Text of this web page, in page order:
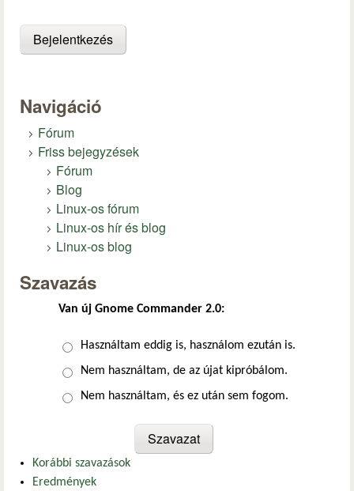
Navigáció
Fórum
Friss bejegyzések
Fórum
Blog
Linux-os fórum
Linux-os hír és blog
Linux-os blog
Szavazás
Van új Gnome Commander 2.0:
Választások
Használtam eddig is, használom ezután is.
Nem használtam, de az újat kipróbálom.
Nem használtam, és ez után sem fogom.
Korábbi szavazások
Eredmények